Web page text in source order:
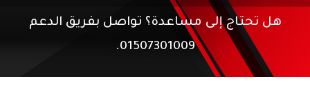
هل تحتاج إلى مساعدة؟ تواصل بفريق الدعم
01507301009.